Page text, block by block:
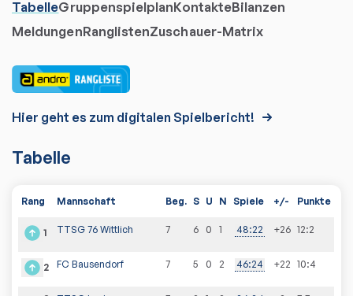
TabelleGruppenspielplanKontakteBilanzen
MeldungenRanglistenZuschauer-Matrix
Hier geht es zum digitalen Spielbericht!
Tabelle
Rang Mannschaft Beg. S U N Spiele +/- Punkte
1 TTSG 76 Wittlich 7 6 0 1 48:22 +26 12:2
2 FC Bausendorf 7 5 0 2 46:24 +22 10:4